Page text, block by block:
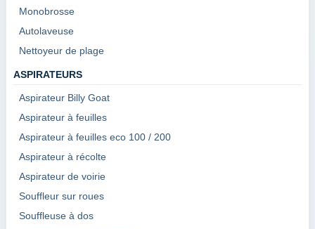
Monobrosse
Autolaveuse
Nettoyeur de plage
ASPIRATEURS
Aspirateur Billy Goat
Aspirateur à feuilles
Aspirateur à feuilles eco 100 / 200
Aspirateur à récolte
Aspirateur de voirie
Souffleur sur roues
Souffleuse à dos